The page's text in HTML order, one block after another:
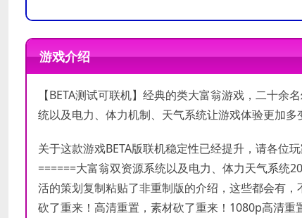
处理器
Intel Core i5 3210M
AMD Radeon HD 7600M
存储空间 需要 1 GB 可用空间
声卡
处理器
Intel Core i5 4200H
NVIDIA Geforce GTX 950M
存储空间 需要 2 GB 可用空间
声卡
游戏介绍
【BETA测试可联机】经典的类大富翁游戏，二十
统以及电力、体力机制、天气系统让游戏体验更加多
关于这款游戏BETA版联机稳定性已经提升，请各位
======大富翁双资源系统以及电力、体力天气系统
活的策划复制粘贴了非重制版的介绍，这些都会
砍了重来！高清重置，素材砍了重来！1080p高清重